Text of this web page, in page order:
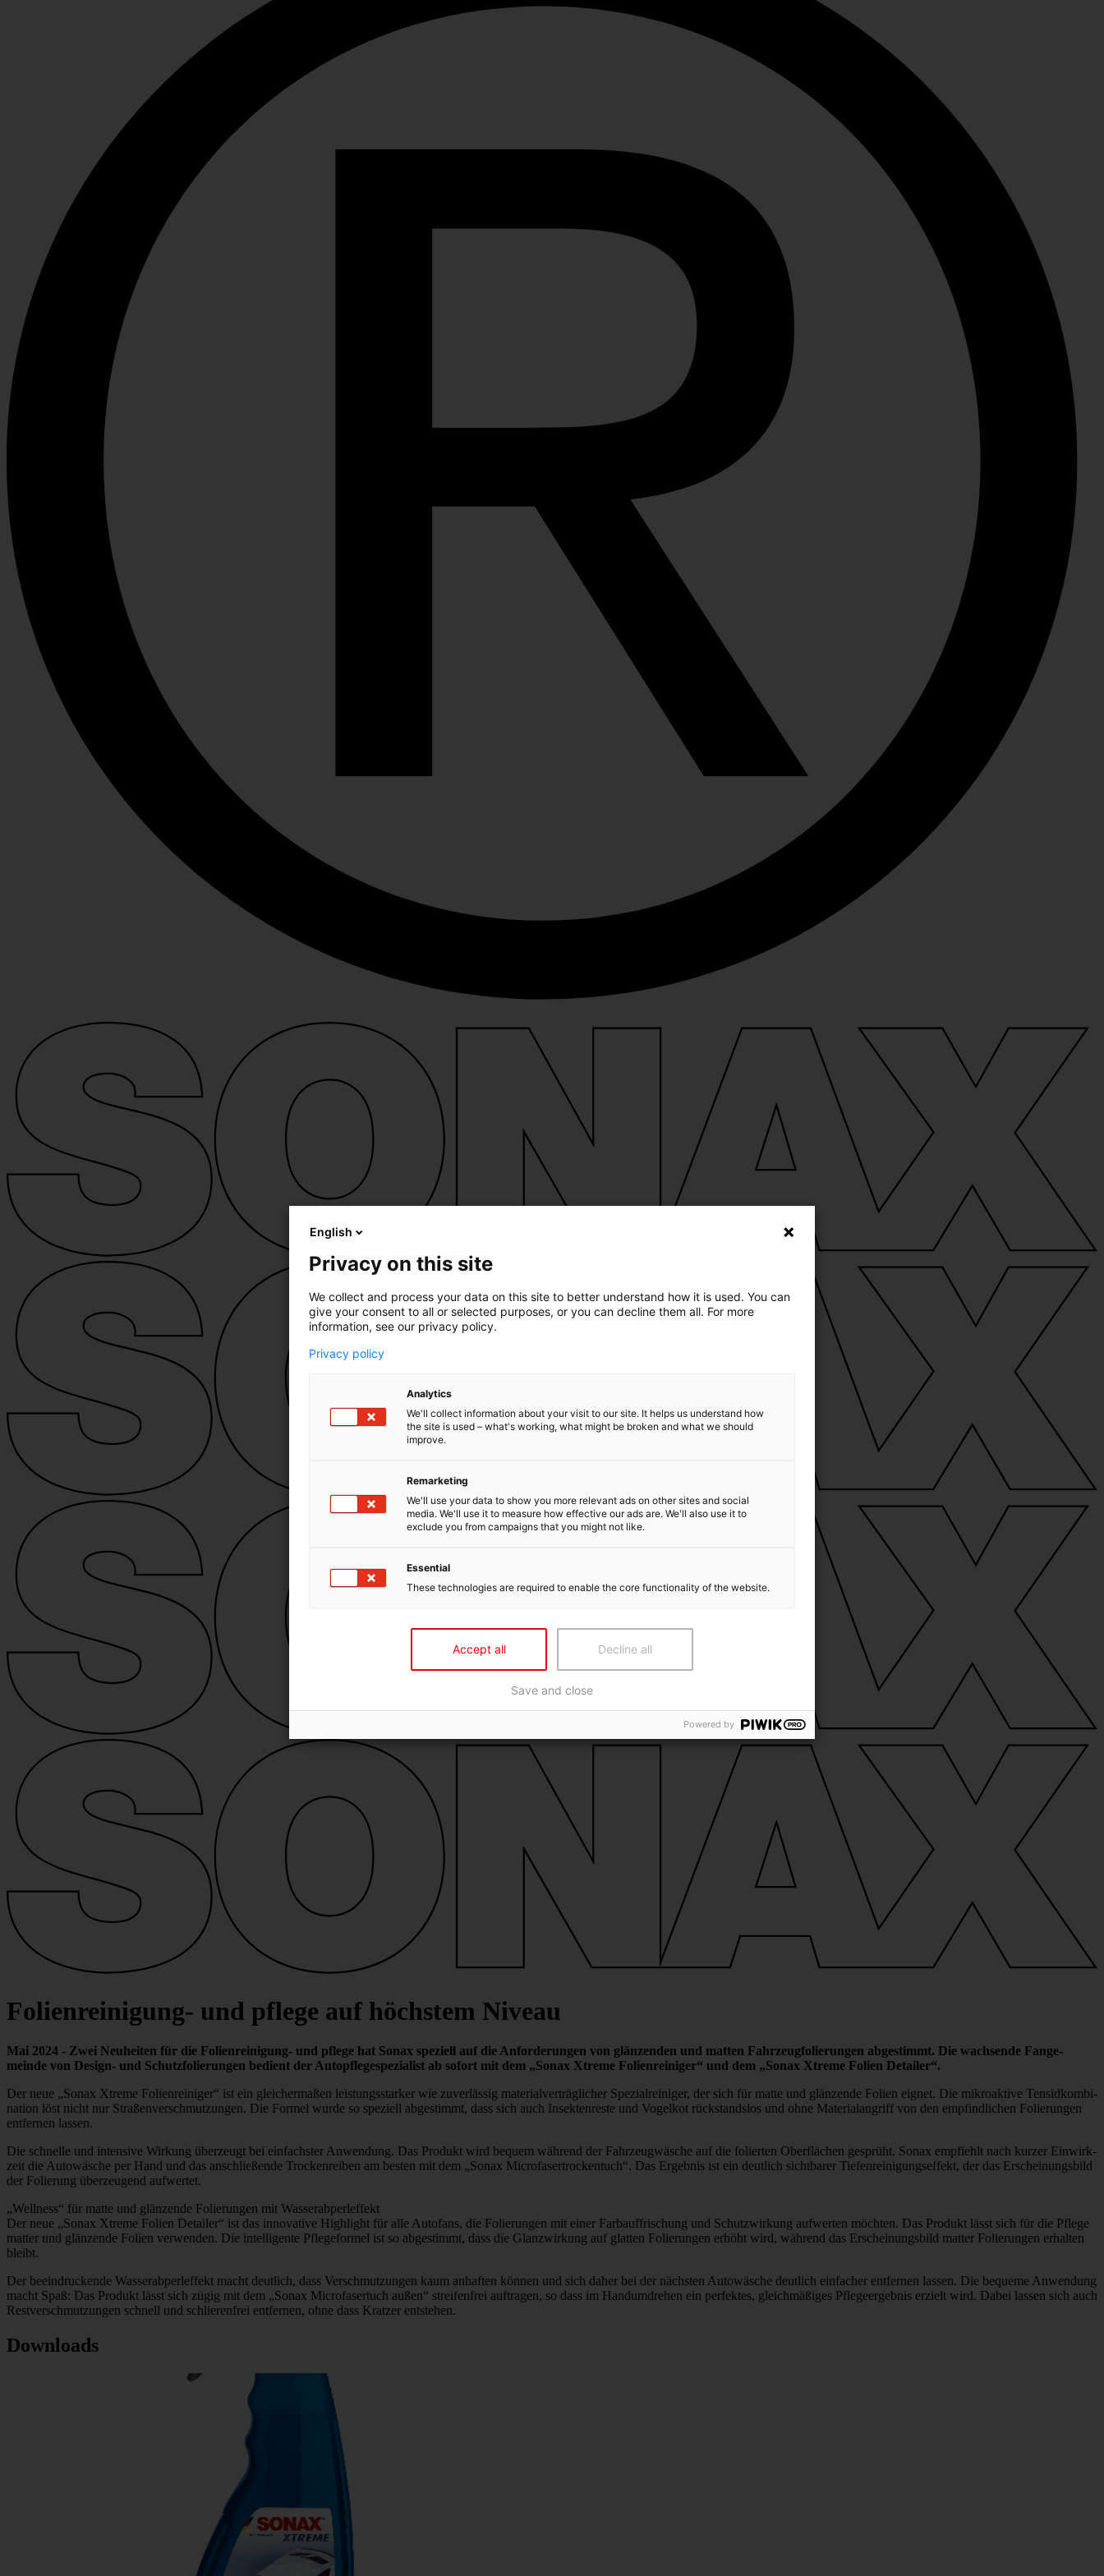
Foli­en­rei­ni­gung- und pflege auf höchstem Niveau
Mai 2024 - Zwei Neuheiten für die Foli­en­rei­ni­gung- und pflege hat Sonax speziell auf die Anfor­de­rungen von glän­zenden und matten Fahr­zeug­fo­li­e­rungen abge­stimmt. Die wach­sende Fange­
meinde von Design- und Schutz­fo­li­e­rungen bedient der Auto­pfle­ge­spe­zia­list ab sofort mit dem „Sonax Xtreme Foli­en­rei­niger“ und dem „Sonax Xtreme Folien Detailer“.
Der neue „Sonax Xtreme Foli­en­rei­niger“ ist ein glei­cher­maßen leis­tungs­starker wie zuver­lässig mate­ri­al­ver­träg­li­cher Spezi­al­rei­niger, der sich für matte und glän­zende Folien eignet. Die mikro­ak­tive Tensid­kom­bi­
na­tion löst nicht nur Stra­ßen­ver­schmut­zungen. Die Formel wurde so speziell abge­stimmt, dass sich auch Insek­ten­reste und Vogelkot rück­standslos und ohne Mate­ri­al­an­griff von den empfind­li­chen Foli­e­rungen
entfernen lassen.
Die schnelle und inten­sive Wirkung über­zeugt bei einfachster Anwen­dung. Das Produkt wird bequem während der Fahr­zeug­wä­sche auf die foli­erten Ober­flä­chen gesprüht. Sonax empfiehlt nach kurzer Einwirk­
zeit die Auto­wä­sche per Hand und das anschlie­ßende Trocken­reiben am besten mit dem „Sonax Micro­fa­ser­tro­cken­tuch“. Das Ergebnis ist ein deut­lich sicht­barer Tiefen­rei­ni­gungs­ef­fekt, der das Erschei­nungs­bild
der Foli­e­rung über­zeu­gend aufwertet.
„Well­ness“ für matte und glän­zende Foli­e­rungen mit Wasser­ab­per­lef­fekt
Der neue „Sonax Xtreme Folien Detailer“ ist das inno­va­tive High­light für alle Auto­fans, die Foli­e­rungen mit einer Farb­auf­fri­schung und Schutz­wir­kung aufwerten möchten. Das Produkt lässt sich für die Pflege
matter und glän­zende Folien verwenden. Die intel­li­gente Pfle­ge­formel ist so abge­stimmt, dass die Glanz­wir­kung auf glatten Foli­e­rungen erhöht wird, während das Erschei­nungs­bild matter Foli­e­rungen erhalten
bleibt.
Der beein­dru­ckende Wasser­ab­per­lef­fekt macht deut­lich, dass Verschmut­zungen kaum anhaften können und sich daher bei der nächsten Auto­wä­sche deut­lich einfa­cher entfernen lassen. Die bequeme Anwen­dung
macht Spaß: Das Produkt lässt sich zügig mit dem „Sonax Micro­fa­ser­tuch außen“ strei­fen­frei auftragen, so dass im Hand­um­drehen ein perfektes, gleich­mä­ßiges Pfle­ge­er­gebnis erzielt wird. Dabei lassen sich auch
Rest­ver­schmut­zungen schnell und schlie­ren­frei entfernen, ohne dass Kratzer entstehen.
Down­loads
English
Privacy on this site
We collect and process your data on this site to better understand how it is used. You can
give your consent to all or selected purposes, or you can decline them all. For more
information, see our privacy policy.
Privacy policy
Analytics
We'll collect information about your visit to our site. It helps us understand how
the site is used – what's working, what might be broken and what we should
improve.
Remarketing
We'll use your data to show you more relevant ads on other sites and social
media. We'll use it to measure how effective our ads are. We'll also use it to
exclude you from campaigns that you might not like.
Essential
These technologies are required to enable the core functionality of the website.
Accept all Decline all
Save and close
Powered by